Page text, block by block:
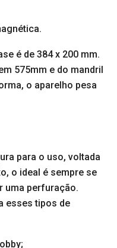
é de 384 x 200 mm.
575mm e do mandril
o aparelho pesa
para o uso, voltada
o ideal é sempre se
uma perfuração.
esses tipos de